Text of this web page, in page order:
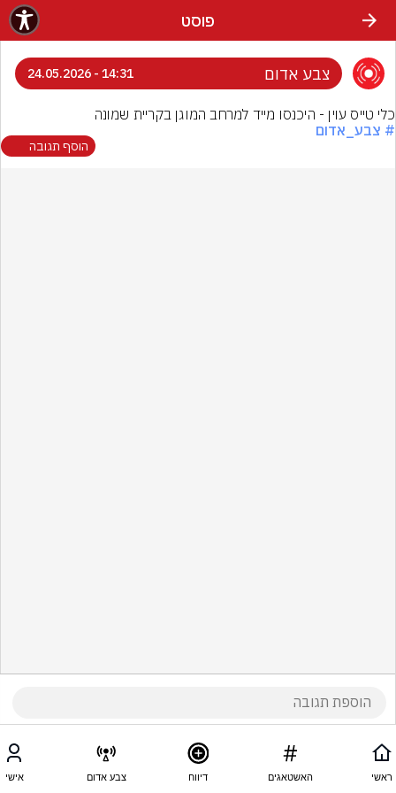
פוסט
צבע אדום 14:31 - 24.05.2026
כלי טייס עוין - היכנסו מייד למרחב המוגן בקריית שמונה
# צבע_אדום
הוסף תגובה
ראשי האשטאגים דיווח צבע אדום אישי